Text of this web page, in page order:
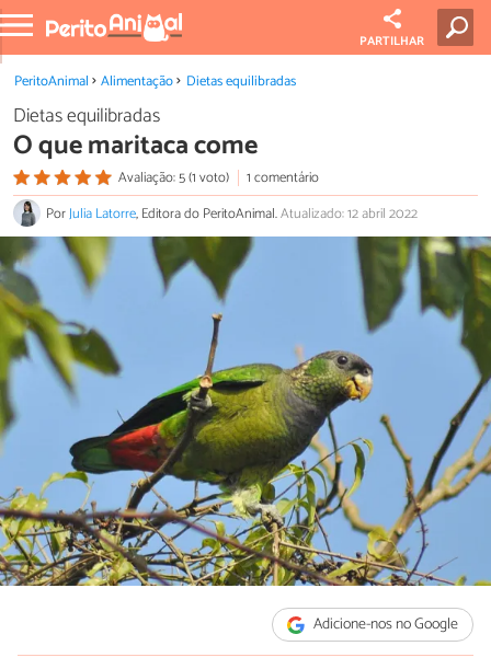
PARTILHAR
PeritoAnimal Alimentação Dietas equilibradas
Dietas equilibradas
O que maritaca come
Avaliação: 5 (1 voto)
1 comentário
PorJulia Latorre, Editora do PeritoAnimal.Atualizado: 12 abril 2022
Adicione-nos no Google